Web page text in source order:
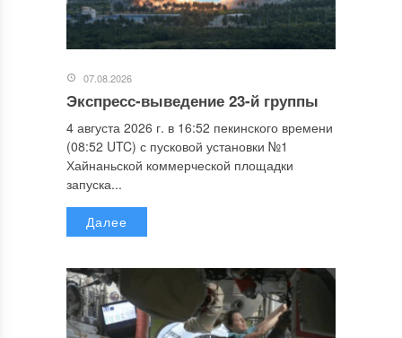
07.08.2026
Экспресс-выведение 23-й группы
4 августа 2026 г. в 16:52 пекинского времени
(08:52 UTC) с пусковой установки №1
Хайнаньской коммерческой площадки
запуска...
Далее